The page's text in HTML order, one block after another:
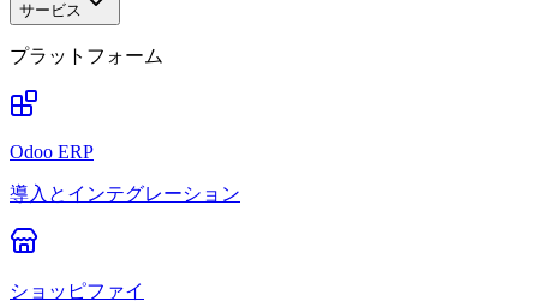
サービス
プラットフォーム
Odoo ERP
導入とインテグレーション
ショッピファイ